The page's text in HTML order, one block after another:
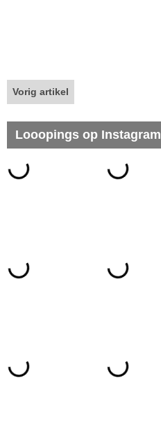
Vorig artikel
Looopings op Instagram